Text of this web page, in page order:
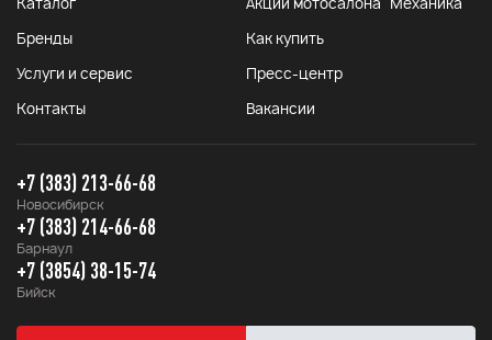
Каталог Акции мотосалона "Механика"
Бренды Как купить
Услуги и сервис Пресс-центр
Контакты Вакансии
+7 (383) 213-66-68
Новосибирск
+7 (383) 214-66-68
Барнаул
+7 (3854) 38-15-74
Бийск